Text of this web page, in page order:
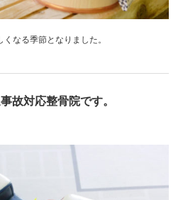
なる季節となりました。
故対応整骨院です。